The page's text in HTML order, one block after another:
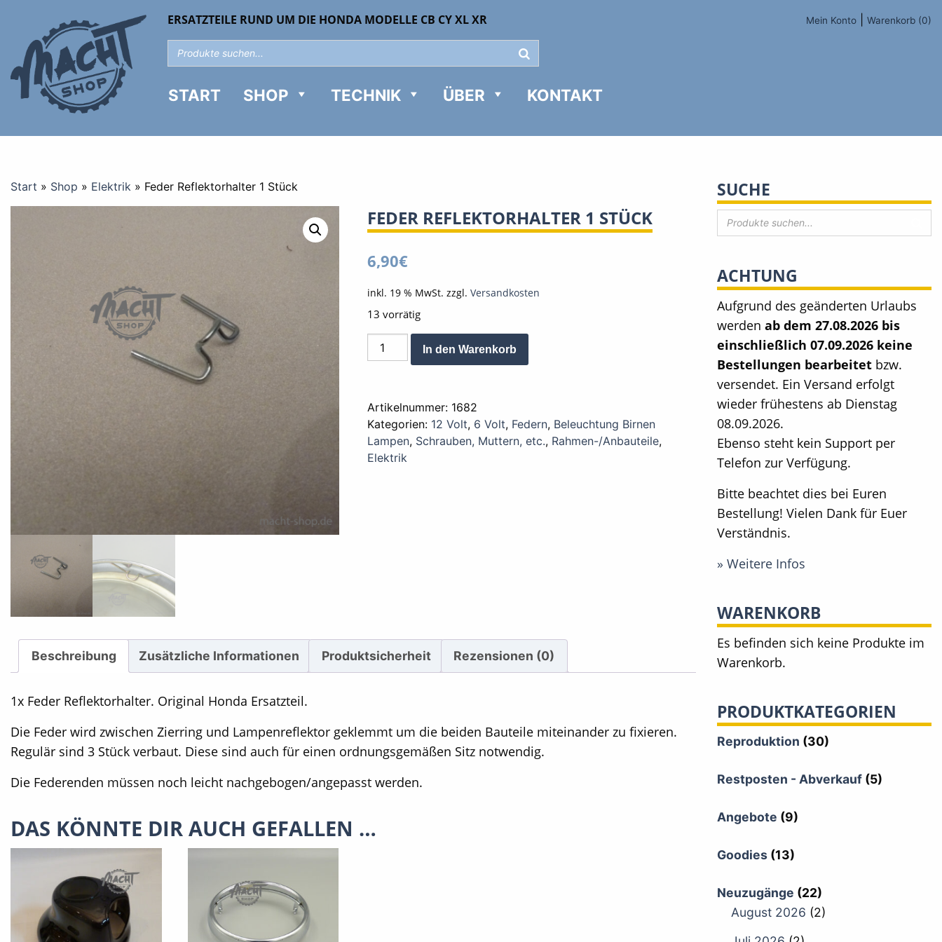
ERSATZTEILE RUND UM DIE HONDA MODELLE CB CY XL XR Mein Konto Warenkorb (0)
START SHOP TECHNIK ÜBER KONTAKT
Start » Shop » Elektrik » Feder Reflektorhalter 1 Stück
FEDER REFLEKTORHALTER 1 STÜCK
6,90€
inkl. 19 % MwSt. zzgl. Versandkosten
13 vorrätig
Feder
Reflektorhalter
Menge
In den Warenkorb
Artikelnummer: 1682
Kategorien: 12 Volt, 6 Volt, Federn, Beleuchtung Birnen
Lampen, Schrauben, Muttern, etc., Rahmen-/Anbauteile,
Elektrik
Beschreibung Zusätzliche Informationen Produktsicherheit Rezensionen (0)
1x Feder Reflektorhalter. Original Honda Ersatzteil.
Die Feder wird zwischen Zierring und Lampenreflektor geklemmt um die beiden Bauteile miteinander zu fixieren.
Regulär sind 3 Stück verbaut. Diese sind auch für einen ordnungsgemäßen Sitz notwendig.
Die Federenden müssen noch leicht nachgebogen/angepasst werden.
DAS KÖNNTE DIR AUCH GEFALLEN …
SUCHE
ACHTUNG
Aufgrund des geänderten Urlaubs
werden ab dem 27.08.2026 bis
einschließlich 07.09.2026 keine
Bestellungen bearbeitet bzw.
versendet. Ein Versand erfolgt
wieder frühestens ab Dienstag
08.09.2026.
Ebenso steht kein Support per
Telefon zur Verfügung.
Bitte beachtet dies bei Euren
Bestellung! Vielen Dank für Euer
Verständnis.
» Weitere Infos
WARENKORB
Es befinden sich keine Produkte im
Warenkorb.
PRODUKTKATEGORIEN
Reproduktion (30)
Restposten - Abverkauf (5)
Angebote (9)
Goodies (13)
Neuzugänge (22)
August 2026 (2)